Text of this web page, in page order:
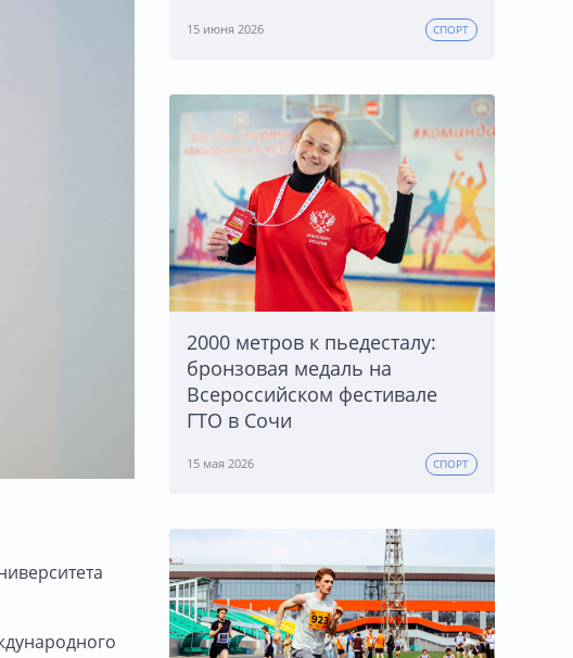
15 июня 2026 СПОРТ
2000 метров к пьедесталу:
бронзовая медаль на
Всероссийском фестивале
ГТО в Сочи
15 мая 2026 СПОРТ